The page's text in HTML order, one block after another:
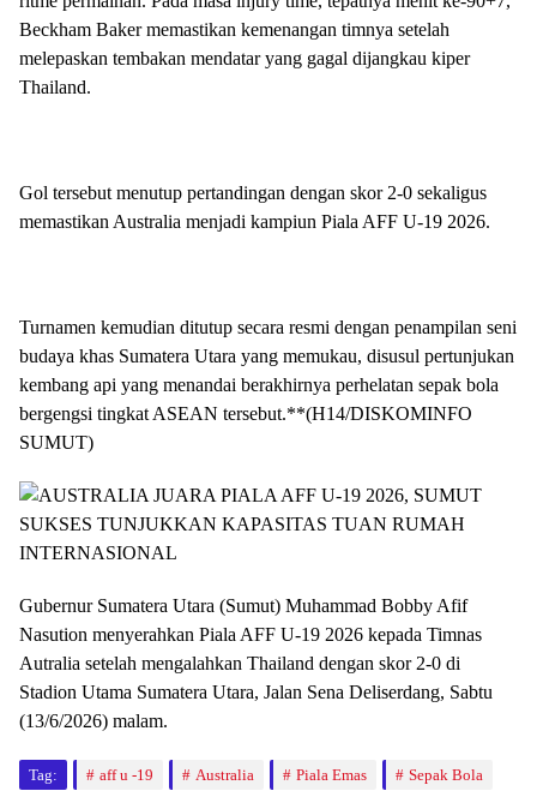
Beckham Baker memastikan kemenangan timnya setelah
melepaskan tembakan mendatar yang gagal dijangkau kiper
Thailand.
Gol tersebut menutup pertandingan dengan skor 2-0 sekaligus
memastikan Australia menjadi kampiun Piala AFF U-19 2026.
Turnamen kemudian ditutup secara resmi dengan penampilan seni
budaya khas Sumatera Utara yang memukau, disusul pertunjukan
kembang api yang menandai berakhirnya perhelatan sepak bola
bergengsi tingkat ASEAN tersebut.**(H14/DISKOMINFO
SUMUT)
Gubernur Sumatera Utara (Sumut) Muhammad Bobby Afif
Nasution menyerahkan Piala AFF U-19 2026 kepada Timnas
Autralia setelah mengalahkan Thailand dengan skor 2-0 di
Stadion Utama Sumatera Utara, Jalan Sena Deliserdang, Sabtu
(13/6/2026) malam.
Tag: aff u -19 Australia Piala Emas Sepak Bola